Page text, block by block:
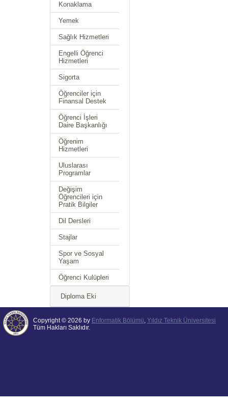
Konaklama
Yemek
Sağlık Hizmetleri
Engelli Öğrenci
Hizmetleri
Sigorta
Öğrenciler için
Finansal Destek
Öğrenci İşleri
Daire Başkanlığı
Öğrenim
Hizmetleri
Uluslarası
Programlar
Değişim
Öğrencileri için
Pratik Bilgiler
Dil Dersleri
Stajlar
Spor ve Sosyal
Yaşam
Öğrenci Kulüpleri
Diploma Eki
Copyright © 2026 by Enformatik Bölümü, Yıldız Teknik Üniversitesi
Tüm Hakları Saklıdır.